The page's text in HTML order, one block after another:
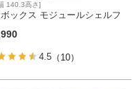
140.3高さ]
ックス モジュールシェルフ
4.5 （10）